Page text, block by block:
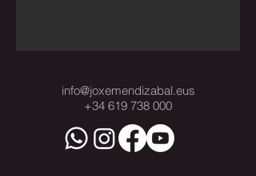
info@joxemendizabal.eus
+34 619 738 000